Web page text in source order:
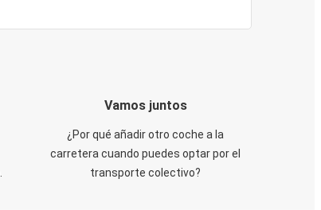
Vamos juntos
¿Por qué añadir otro coche a la
carretera cuando puedes optar por el
transporte colectivo?